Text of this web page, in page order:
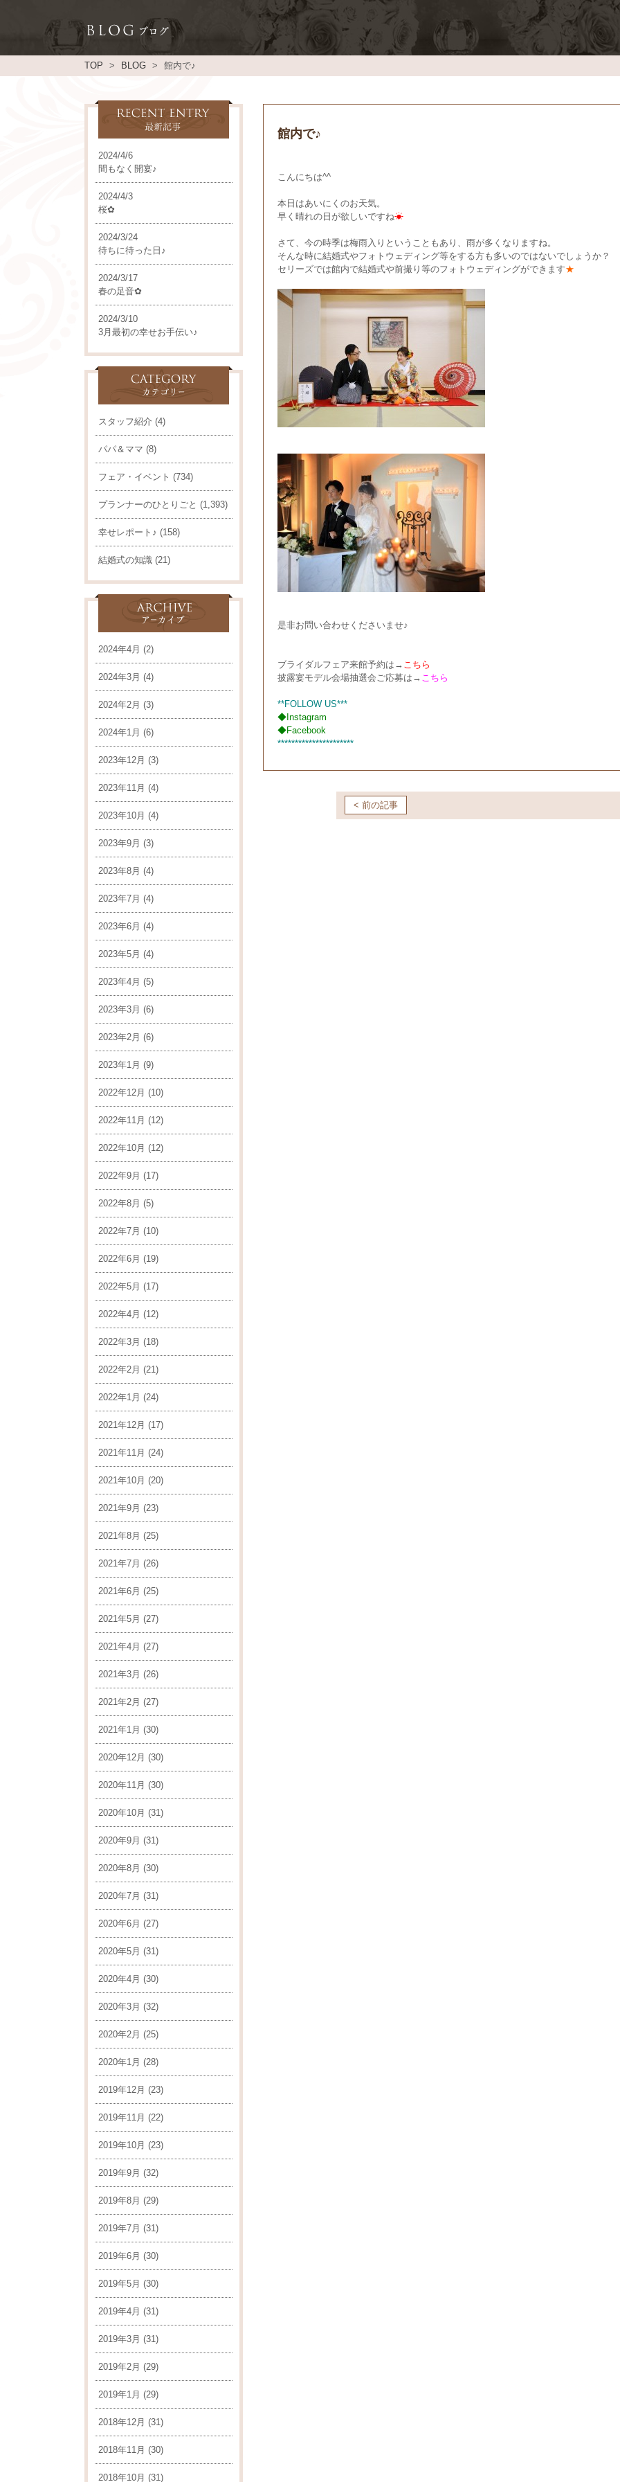
TOP BLOG 館内で♪
2024/4/6
間もなく開宴♪
2024/4/3
桜✿
2024/3/24
待ちに待った日♪
2024/3/17
春の足音✿
2024/3/10
3月最初の幸せお手伝い♪
スタッフ紹介 (4)
パパ＆ママ (8)
フェア・イベント (734)
プランナーのひとりごと (1,393)
幸せレポート♪ (158)
結婚式の知識 (21)
2024年4月 (2)
2024年3月 (4)
2024年2月 (3)
2024年1月 (6)
2023年12月 (3)
2023年11月 (4)
2023年10月 (4)
2023年9月 (3)
2023年8月 (4)
2023年7月 (4)
2023年6月 (4)
2023年5月 (4)
2023年4月 (5)
2023年3月 (6)
2023年2月 (6)
2023年1月 (9)
2022年12月 (10)
2022年11月 (12)
2022年10月 (12)
2022年9月 (17)
2022年8月 (5)
2022年7月 (10)
2022年6月 (19)
2022年5月 (17)
2022年4月 (12)
2022年3月 (18)
2022年2月 (21)
2022年1月 (24)
2021年12月 (17)
2021年11月 (24)
2021年10月 (20)
2021年9月 (23)
2021年8月 (25)
2021年7月 (26)
2021年6月 (25)
2021年5月 (27)
2021年4月 (27)
2021年3月 (26)
2021年2月 (27)
2021年1月 (30)
2020年12月 (30)
2020年11月 (30)
2020年10月 (31)
2020年9月 (31)
2020年8月 (30)
2020年7月 (31)
2020年6月 (27)
2020年5月 (31)
2020年4月 (30)
2020年3月 (32)
2020年2月 (25)
2020年1月 (28)
2019年12月 (23)
2019年11月 (22)
2019年10月 (23)
2019年9月 (32)
2019年8月 (29)
2019年7月 (31)
2019年6月 (30)
2019年5月 (30)
2019年4月 (31)
2019年3月 (31)
2019年2月 (29)
2019年1月 (29)
2018年12月 (31)
2018年11月 (30)
2018年10月 (31)
館内で♪
こんにちは^^
本日はあいにくのお天気。
早く晴れの日が欲しいですね☀
さて、今の時季は梅雨入りということもあり、雨が多くなりますね。
そんな時に結婚式やフォトウェディング等をする方も多いのではないでしょうか？
セリーズでは館内で結婚式や前撮り等のフォトウェディングができます★
是非お問い合わせくださいませ♪
ブライダルフェア来館予約は→ こちら
披露宴モデル会場抽選会ご応募は→ こちら
**FOLLOW US***
◆ Instagram
◆Facebook
**********************
< 前の記事